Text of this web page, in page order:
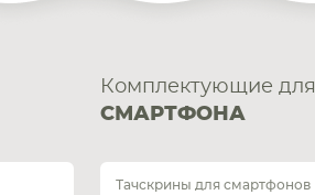
Комплектующие для
СМАРТФОНА
Тачскрины для смартфонов